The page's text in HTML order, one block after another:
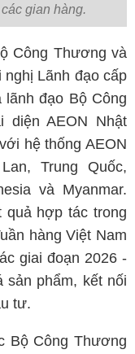
gian hàng.
Công Thương và
Lãnh đạo cấp
đạo Bộ Công
diện AEON Nhật
hệ thống AEON
Trung Quốc,
và Myanmar.
quả hợp tác trong
hàng Việt Nam
giai đoạn 2026 -
sản phẩm, kết nối
tư.
Bộ Công Thương